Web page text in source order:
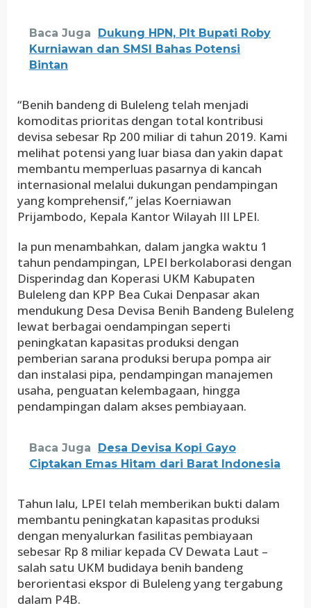
Baca Juga
Dukung HPN, Plt Bupati Roby
Kurniawan dan SMSI Bahas Potensi
Bintan
“Benih bandeng di Buleleng telah menjadi
komoditas prioritas dengan total kontribusi
devisa sebesar Rp 200 miliar di tahun 2019. Kami
melihat potensi yang luar biasa dan yakin dapat
membantu memperluas pasarnya di kancah
internasional melalui dukungan pendampingan
yang komprehensif,” jelas Koerniawan
Prijambodo, Kepala Kantor Wilayah III LPEI.
Ia pun menambahkan, dalam jangka waktu 1
tahun pendampingan, LPEI berkolaborasi dengan
Disperindag dan Koperasi UKM Kabupaten
Buleleng dan KPP Bea Cukai Denpasar akan
mendukung Desa Devisa Benih Bandeng Buleleng
lewat berbagai oendampingan seperti
peningkatan kapasitas produksi dengan
pemberian sarana produksi berupa pompa air
dan instalasi pipa, pendampingan manajemen
usaha, penguatan kelembagaan, hingga
pendampingan dalam akses pembiayaan.
Baca Juga
Desa Devisa Kopi Gayo
Ciptakan Emas Hitam dari Barat Indonesia
Tahun lalu, LPEI telah memberikan bukti dalam
membantu peningkatan kapasitas produksi
dengan menyalurkan fasilitas pembiayaan
sebesar Rp 8 miliar kepada CV Dewata Laut –
salah satu UKM budidaya benih bandeng
berorientasi ekspor di Buleleng yang tergabung
dalam P4B.